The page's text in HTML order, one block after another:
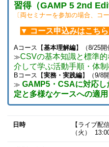
習得（GAMP 5 2nd
〔両セミナーを参加の場合、コ
▼ コース申込みはこちら
Aコース【基本理解編】（8/25開
≫CSVの基本知識と標準
介して学ぶ活動手順・体
Bコース【実務・実践編】（9/8
≫ GAMP5・CSAに対応
定と多様なケースへの適用
日時 【ライブ配
（火）